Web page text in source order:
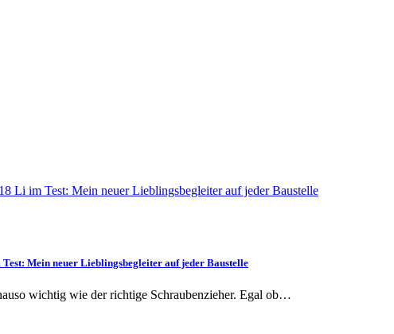
Mein neuer Lieblingsbegleiter auf jeder Baustelle
wichtig wie der richtige Schraubenzieher. Egal ob…